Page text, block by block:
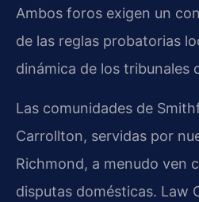
Ambos foros exigen un
de las reglas probatorias
dinámica de los tribunales
Las comunidades de
Carrollton, servidas por
Richmond, a menudo ven
disputas domésticas. Law